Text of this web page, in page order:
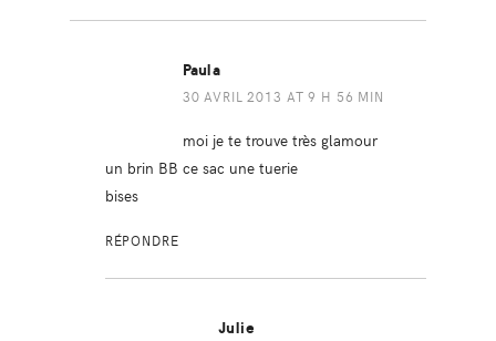
Paula
30 AVRIL 2013 AT 9 H 56 MIN
moi je te trouve très glamour
un brin BB ce sac une tuerie
bises
RÉPONDRE
Julie